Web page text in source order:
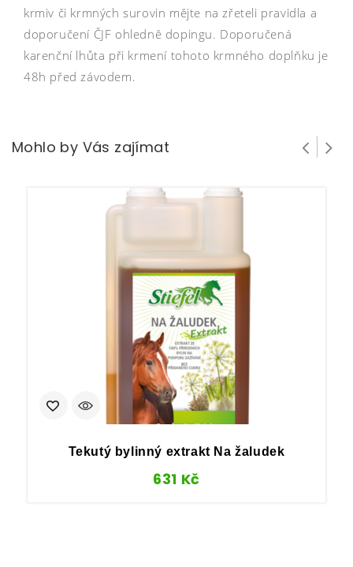
krmiv či krmných surovin mějte na zřeteli pravidla a
doporučení ČJF ohledně dopingu. Doporučená
karenční lhůta při krmení tohoto krmného doplňku je
48h před závodem.
Mohlo by Vás zajímat
Tekutý bylinný extrakt Na žaludek
631 Kč